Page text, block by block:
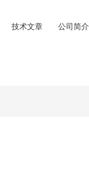
技术文章 公司简介